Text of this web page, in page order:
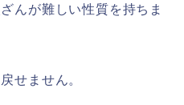
んが難しい性質を持ちま
せません。